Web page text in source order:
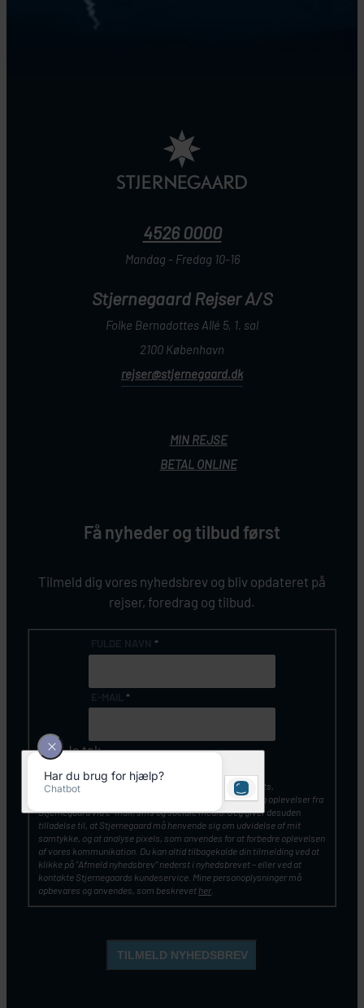
4526 0000
Mandag - Fredag 10-16
Stjernegaard Rejser A/S
Folke Bernadottes Allé 5, 1. sal
2100 København
rejser@stjernegaard.dk
MIN REJSE
BETAL ONLINE
Få nyheder og tilbud først
Tilmeld dig vores nyhedsbrev og bliv opdateret på
rejser, foredrag og tilbud.
*
*
Ja tak
Jeg vil gerne modtage nyhedsbreve, artikler, tilbud, events,
konkurrencer, gratis billetter samt inspiration til rejser og oplevelser fra
Stjernegaard via e-mail, sms og sociale media. Jeg giver desuden
tilladelse til, at Stjernegaard må henvende sig om udvidelse af mit
samtykke, og at analyse pixels, som anvendes for at forbedre oplevelsen
af vores kommunikation. Du kan altid tilbagekalde din tilmelding ved at
klikke på ”Afmeld nyhedsbrev” nederst i nyhedsbrevet – eller ved at
kontakte Stjernegaards kundeservice. Mine personoplysninger må
opbevares og anvendes, som beskrevet her